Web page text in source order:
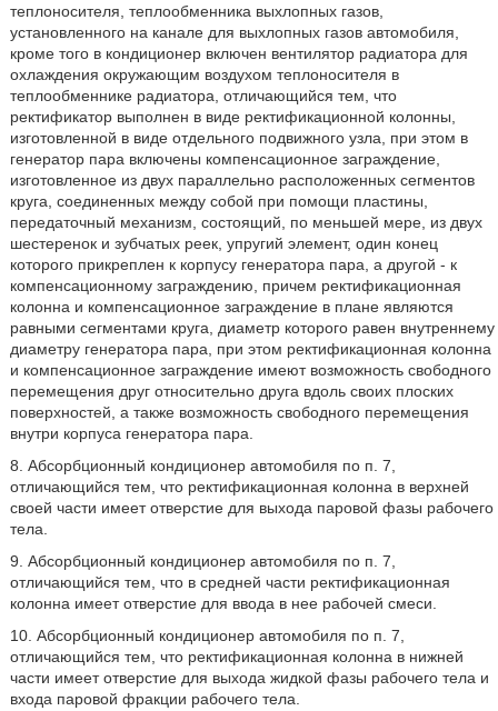
теплоносителя, теплообменника выхлопных газов,
установленного на канале для выхлопных газов автомобиля,
кроме того в кондиционер включен вентилятор радиатора для
охлаждения окружающим воздухом теплоносителя в
теплообменнике радиатора, отличающийся тем, что
ректификатор выполнен в виде ректификационной колонны,
изготовленной в виде отдельного подвижного узла, при этом в
генератор пара включены компенсационное заграждение,
изготовленное из двух параллельно расположенных сегментов
круга, соединенных между собой при помощи пластины,
передаточный механизм, состоящий, по меньшей мере, из двух
шестеренок и зубчатых реек, упругий элемент, один конец
которого прикреплен к корпусу генератора пара, а другой - к
компенсационному заграждению, причем ректификационная
колонна и компенсационное заграждение в плане являются
равными сегментами круга, диаметр которого равен внутреннему
диаметру генератора пара, при этом ректификационная колонна
и компенсационное заграждение имеют возможность свободного
перемещения друг относительно друга вдоль своих плоских
поверхностей, а также возможность свободного перемещения
внутри корпуса генератора пара.
8. Абсорбционный кондиционер автомобиля по п. 7,
отличающийся тем, что ректификационная колонна в верхней
своей части имеет отверстие для выхода паровой фазы рабочего
тела.
9. Абсорбционный кондиционер автомобиля по п. 7,
отличающийся тем, что в средней части ректификационная
колонна имеет отверстие для ввода в нее рабочей смеси.
10. Абсорбционный кондиционер автомобиля по п. 7,
отличающийся тем, что ректификационная колонна в нижней
части имеет отверстие для выхода жидкой фазы рабочего тела и
входа паровой фракции рабочего тела.